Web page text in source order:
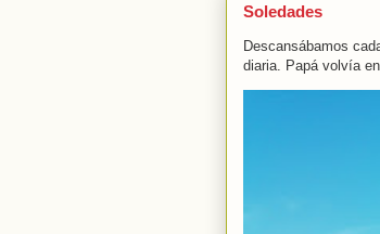
Soledades
Descansábamos
diaria. Papá volvía